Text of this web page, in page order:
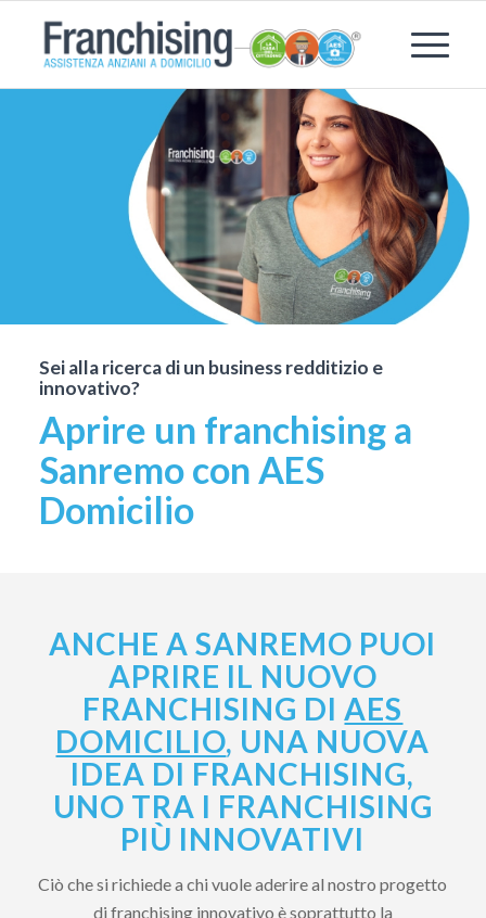
Sei alla ricerca di un business redditizio e
innovativo?
Aprire un franchising a
Sanremo con AES
Domicilio
ANCHE A SANREMO PUOI
APRIRE IL NUOVO
FRANCHISING DIAES
DOMICILIO, UNA NUOVA
IDEA DI FRANCHISING,
UNO TRA I FRANCHISING
PIÙ INNOVATIVI
Ciò che si richiede a chi vuole aderire al nostro progetto
di franchising innovativo è soprattutto la